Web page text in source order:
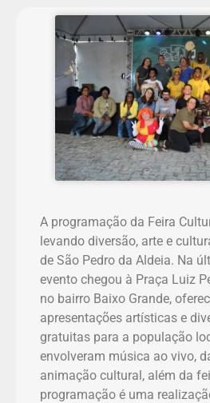
A programação da Feira
levando diversão, arte e
de São Pedro da Aldeia. Na
evento chegou à Praça Luiz
no bairro Baixo Grande,
apresentações artísticas e
gratuitas para a população
envolveram música ao vivo,
animação cultural, além da
programação é uma